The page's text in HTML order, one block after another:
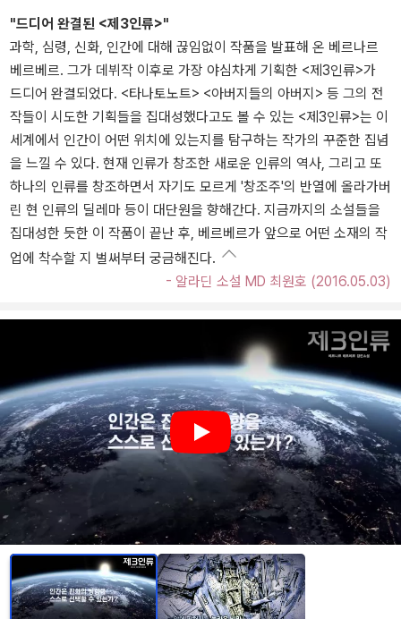
"드디어 완결된 <제3인류>"
과학, 심령, 신화, 인간에 대해 끊임없이 작품을 발표해 온 베르나르
베르베르. 그가 데뷔작 이후로 가장 야심차게 기획한 <제3인류>가
드디어 완결되었다. <타나토노트> <아버지들의 아버지> 등 그의 전
작들이 시도한 기획들을 집대성했다고도 볼 수 있는 <제3인류>는 이
세계에서 인간이 어떤 위치에 있는지를 탐구하는 작가의 꾸준한 집념
을 느낄 수 있다. 현재 인류가 창조한 새로운 인류의 역사, 그리고 또
하나의 인류를 창조하면서 자기도 모르게 '창조주'의 반열에 올라가버
린 현 인류의 딜레마 등이 대단원을 향해간다. 지금까지의 소설들을
집대성한 듯한 이 작품이 끝난 후, 베르베르가 앞으로 어떤 소재의 작
업에 착수할 지 벌써부터 궁금해진다.
- 알라딘 소설 MD 최원호 (2016.05.03)
Play